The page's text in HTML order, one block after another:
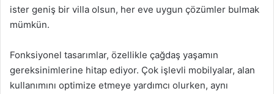
ister geniş bir villa olsun, her eve uygun çözümler bulmak
mümkün.
Fonksiyonel tasarımlar, özellikle çağdaş yaşamın
gereksinimlerine hitap ediyor. Çok işlevli mobilyalar, alan
kullanımını optimize etmeye yardımcı olurken, aynı